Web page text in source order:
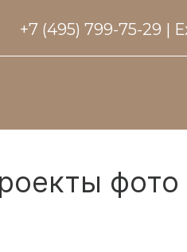
+7 (495) 799-75-29 |